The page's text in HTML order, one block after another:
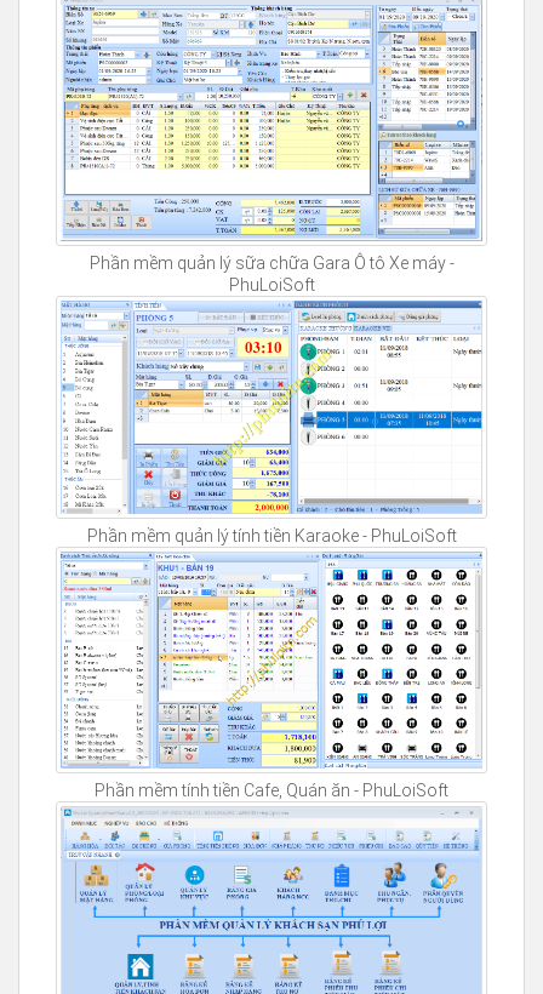
Phần mềm quản lý sữa chữa Gara Ô tô Xe máy -
PhuLoiSoft
Phần mềm quản lý tính tiền Karaoke - PhuLoiSoft
Phần mềm tính tiền Cafe, Quán ăn - PhuLoiSoft